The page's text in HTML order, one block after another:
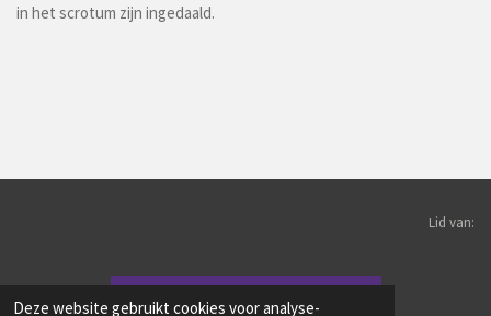
Deze website gebruikt cookies voor analyse-
in het scrotum zijn ingedaald.
Lid van: